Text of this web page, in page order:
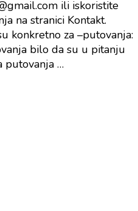
ili iskoristite
na stranici Kontakt.
konkretno za –putovanja:
bilo da su u pitanju
putovanja …